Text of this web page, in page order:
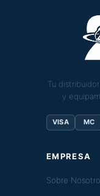
Tu
y
VISA MC
EMPRESA
Sobre